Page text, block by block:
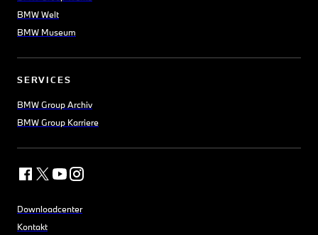
BMW Welt
BMW Museum
SERVICES
BMW Group Archiv
BMW Group Karriere
Downloadcenter
Kontakt